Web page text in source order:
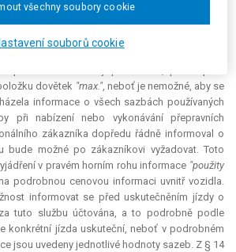
že dílčí položka musí být vyjádřena "numericky",
vozidlo žalobce v každém případě
krátký věcný doplněk, např.
dovětek "max.", neboť je nemožné, aby se
informace o všech sazbách používaných
při nabízení nebo vykonávání přepravních
zákazníka dopředu řádně informoval o
bude možné po zákazníkovi vyžadovat. Toto
v pravém horním rohu informace "použity
podrobnou cenovou informaci uvnitř vozidla.
informovat se před uskutečněním jízdy o
tuto službu účtována, a to podrobně podle
konkrétní jízda uskuteční, neboť v podrobném
jsou uvedeny jednotlivé hodnoty sazeb. Z § 14
souborů cookie
všechny soubory cookie